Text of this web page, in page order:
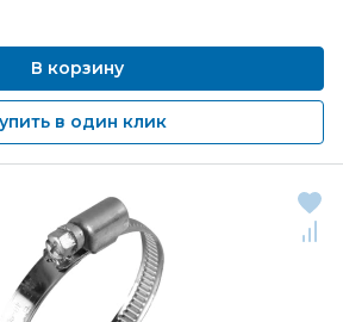
В корзину
в один клик